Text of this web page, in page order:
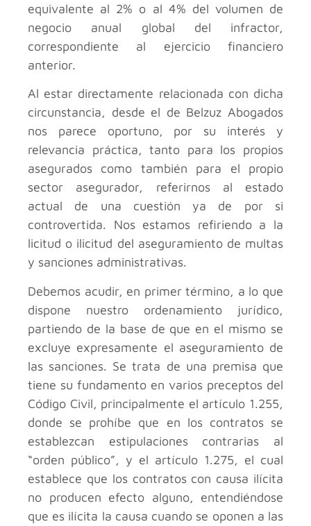
equivalente al 2% o al 4% del volumen de
negocio anual global del infractor,
correspondiente al ejercicio financiero
anterior.
Al estar directamente relacionada con dicha
circunstancia, desde el de Belzuz Abogados
nos parece oportuno, por su interés y
relevancia práctica, tanto para los propios
asegurados como también para el propio
sector asegurador, referirnos al estado
actual de una cuestión ya de por si
controvertida. Nos estamos refiriendo a la
licitud o ilicitud del aseguramiento de multas
y sanciones administrativas.
Debemos acudir, en primer término, a lo que
dispone nuestro ordenamiento jurídico,
partiendo de la base de que en el mismo se
excluye expresamente el aseguramiento de
las sanciones. Se trata de una premisa que
tiene su fundamento en varios preceptos del
Código Civil, principalmente el artículo 1.255,
donde se prohíbe que en los contratos se
establezcan estipulaciones contrarias al
“orden público”, y el artículo 1.275, el cual
establece que los contratos con causa ilícita
no producen efecto alguno, entendiéndose
que es ilícita la causa cuando se oponen a las